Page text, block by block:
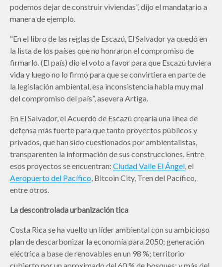
podemos dejar de construir viviendas”, dijo el mandatario a
manera de ejemplo.
“En el libro de las reglas de Escazú, El Salvador ya quedó en
la lista de los países que no honraron el compromiso de
firmarlo. (El país) dio el voto a favor para que Escazú tuviera
vida y luego no lo firmó para que se convirtiera en parte de
la legislación ambiental, esa inconsistencia habla muy mal
del compromiso del país”, asevera Artiga.
En El Salvador, el Acuerdo de Escazú crearía una línea de
defensa más fuerte para que tanto proyectos públicos y
privados, que han sido cuestionados por ambientalistas,
transparenten la información de sus construcciones. Entre
esos proyectos se encuentran: Ciudad Valle El Ángel , el
Aeropuerto del Pacífico , Bitcoin City, Tren del Pacífico,
entre otros.
La descontrolada urbanización tica
Costa Rica se ha vuelto un líder ambiental con su ambicioso
plan de descarbonizar la economía para 2050; generación
eléctrica a base de renovables en un 98 %; territorio